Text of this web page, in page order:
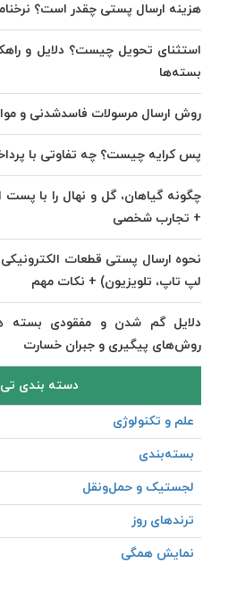
هزینه ارسال پستی چقدر است؟ نرخنامه و
استثنای تحویل چیست؟ دلایل و
بسته‌ها
روش ارسال مرسولات فاسدشدنی و
پس کرایه چیست؟ چه تفاوتی با
چگونه گیاهان، گل و نهال را با
+ تجارب شخصی
نحوه ارسال پستی قطعات الکترونیکی
لپ تاپ، تلویزیون) + نکات مهم
دلایل گم شدن و مفقودی بسته
روش‌های پیگیری و جبران خسارت
دسته بندی
علم و تکنولوژی
بسته‌بندی
لجستیک و حمل‎‌و‎نقل
ترندهای روز
نمایش همگی